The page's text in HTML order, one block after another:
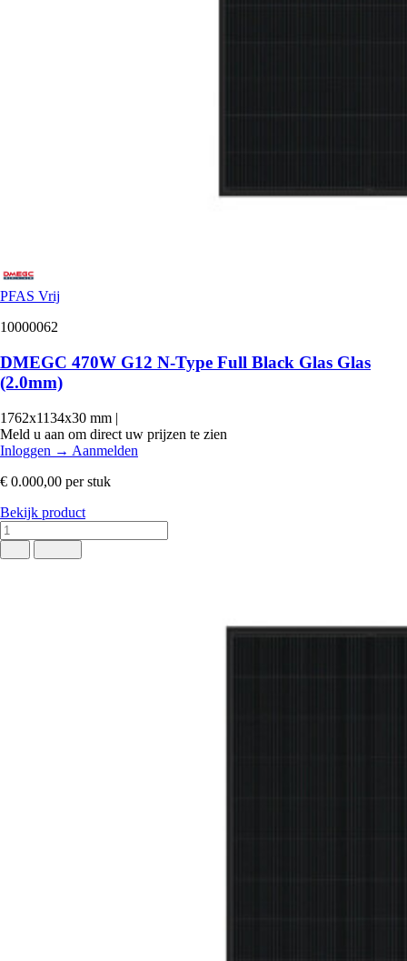
PFAS Vrij
10000062
DMEGC 470W G12 N-Type Full Black Glas Glas
(2.0mm)
1762x1134x30 mm |
Meld u aan om direct uw prijzen te zien
Inloggen → Aanmelden
€ 0.000,00 per stuk
Bekijk product